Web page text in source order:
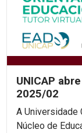
UNICAP
2025/02
A Universidade
Núcleo de